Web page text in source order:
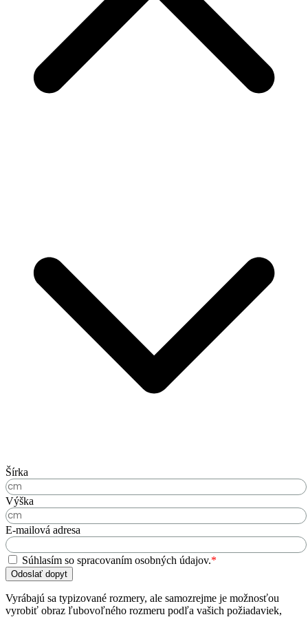
Šírka
Výška
E-mailová adresa
Súhlasím so spracovaním osobných údajov.*
Odoslať dopyt
Vyrábajú sa typizované rozmery, ale samozrejme je možnosťou
vyrobiť obraz ľubovoľného rozmeru podľa vašich požiadaviek,